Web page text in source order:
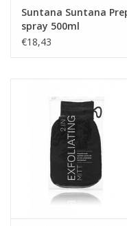
Ingrediënten: Aqua (
Glycerine Plantaardig (
Indiase Goosberry)
Berry, Ficus Garica
extract, Fraganac, Citrid
Suntana Suntana
spray 500ml
€18,43